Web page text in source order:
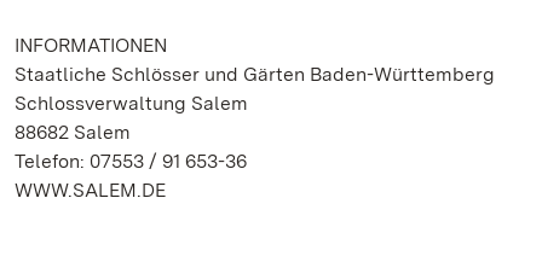
INFORMATIONEN
Staatliche Schlösser und Gärten Baden-Württemberg
Schlossverwaltung Salem
88682 Salem
Telefon: 07553 / 91 653-36
WWW.SALEM.DE